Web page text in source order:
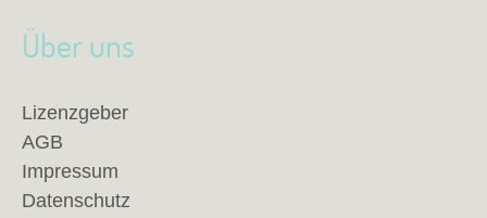
Über uns
Lizenzgeber
AGB
Impressum
Datenschutz